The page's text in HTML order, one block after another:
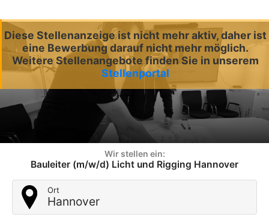
Diese Stellenanzeige ist nicht mehr aktiv, daher ist
eine Bewerbung darauf nicht mehr möglich.
Weitere Stellenangebote finden Sie in unserem
Stellenportal
Wir stellen ein:
Bauleiter (m/w/d) Licht und Rigging Hannover
Ort
Hannover